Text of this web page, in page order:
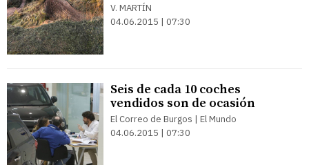
V. MARTÍN
04.06.2015 | 07:30
Seis de cada 10 coches
vendidos son de ocasión
El Correo de Burgos | El Mundo
04.06.2015 | 07:30